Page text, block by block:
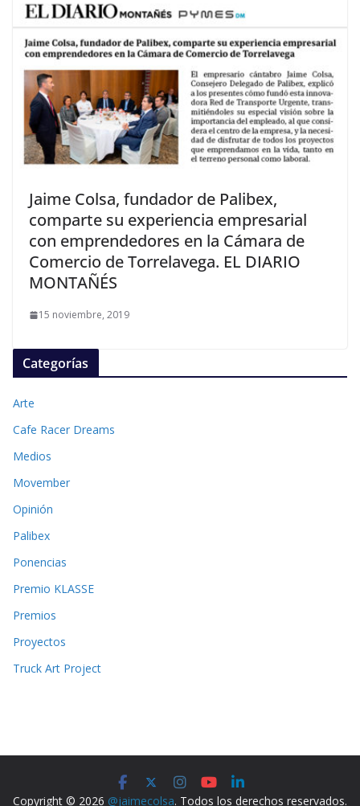
Jaime Colsa, fundador de Palibex,
comparte su experiencia empresarial
con emprendedores en la Cámara de
Comercio de Torrelavega. EL DIARIO
MONTAÑÉS
15 noviembre, 2019
Categorías
Arte
Cafe Racer Dreams
Medios
Movember
Opinión
Palibex
Ponencias
Premio KLASSE
Premios
Proyectos
Truck Art Project
Copyright © 2026 @jaimecolsa. Todos los derechos reservados.